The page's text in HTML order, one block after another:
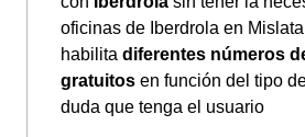
oficinas de Iberdrola en
habilita diferentes números
gratuitos en función del tipo
duda que tenga el usuario